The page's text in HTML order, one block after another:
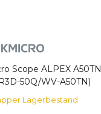
Scope ALPEX A50TN
50Q/WV-A50TN)
Lagerbestand